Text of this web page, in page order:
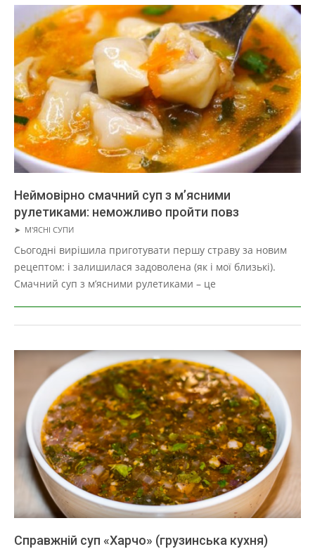
Неймовірно смачний суп з м’ясними
рулетиками: неможливо пройти повз
2019-
03-
29
➤ М'ЯСНІ СУПИ
Сьогодні вирішила приготувати першу страву за новим
рецептом: і залишилася задоволена (як і мої близькі).
Смачний суп з м’ясними рулетиками – це
Справжній суп «Харчо» (грузинська кухня)